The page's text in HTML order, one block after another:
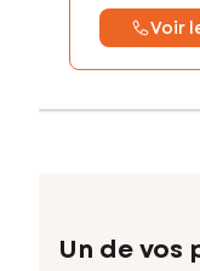
Voir
Un de vos